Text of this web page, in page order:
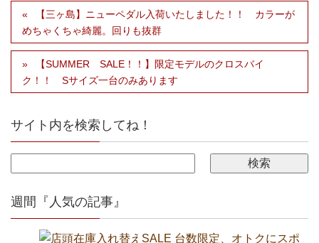
【三ヶ島】ニューペダル入荷いたしました！！ カラーが
めちゃくちゃ綺麗。回りも抜群
【SUMMER SALE！！】限定モデルのクロスバイ
ク！！ Sサイズ一台のみあります
サイト内を検索してね！
週間『人気の記事』